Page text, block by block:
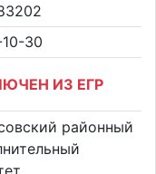
30
ИЗ ЕГР
районный